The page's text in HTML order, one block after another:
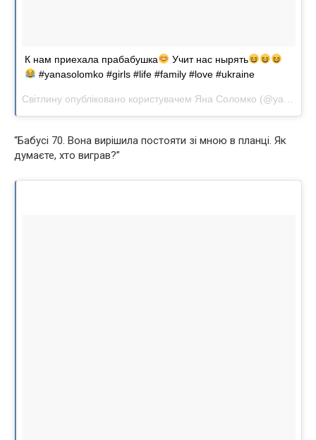
К нам приехала прабабушка
Учит нас нырять
#yanasolomko #girls #life #family #love #ukraine
“Бабусі 70. Вона вирішила постояти зі мною в планці. Як
думаєте, хто виграв?”